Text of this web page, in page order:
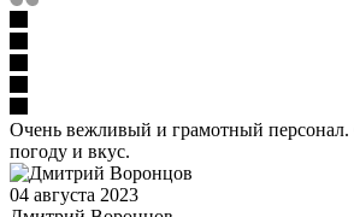
Очень вежливый и грамотный
погоду и вкус.
04 августа 2023